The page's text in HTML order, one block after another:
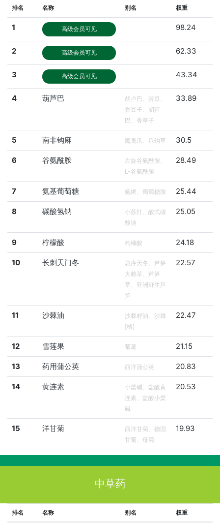
排名 名称 别名 权重
1 高级会员可见 98.24
2 高级会员可见 62.33
3 高级会员可见 43.34
4 葫芦巴
胡卢巴、苦豆、
香豆子、胡芦
巴、香草子
33.89
5 南非钩麻 魔鬼爪、爪钩草 30.5
6 谷氨酰胺
左旋谷氨酰胺、
L-谷氨酰胺
28.49
7 氨基葡萄糖 氨糖、葡萄糖胺 25.44
8 碳酸氢钠
小苏打、酸式碳
酸钠
25.05
9 柠檬酸 枸橼酸 24.18
10 长刺天门冬
总序天冬、芦笋
大赖草、芦笋
草、亚洲野生芦
笋
22.57
11 沙棘油
沙棘籽油、沙棘
[植]
22.47
12 雪莲果 菊薯 21.15
13 药用蒲公英 西洋蒲公英 20.83
14 黄连素
小檗碱、盐酸黄
连素、盐酸小檗
碱
20.53
15 洋甘菊
西洋甘菊、德国
甘菊、母菊
19.93
中草药
排名 名称 别名 权重